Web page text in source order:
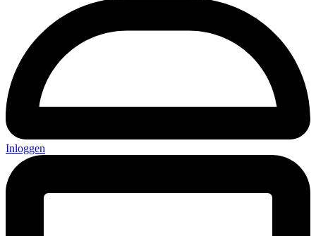
Inloggen